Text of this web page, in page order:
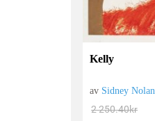
Kelly
av Sidney Nolan
2 250.40kr